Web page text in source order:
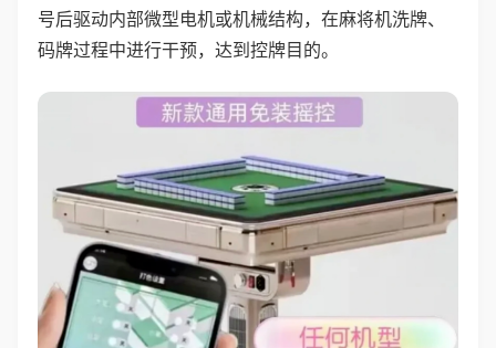
号后驱动内部微型电机或机械结构，在麻将机洗牌、
码牌过程中进行干预，达到控牌目的。